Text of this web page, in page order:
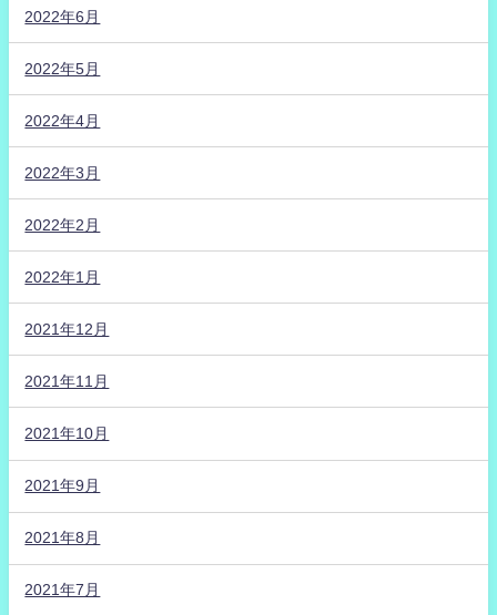
2022年6月
2022年5月
2022年4月
2022年3月
2022年2月
2022年1月
2021年12月
2021年11月
2021年10月
2021年9月
2021年8月
2021年7月